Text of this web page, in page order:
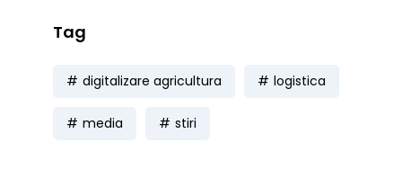
Tag
digitalizare agricultura logistica
media stiri